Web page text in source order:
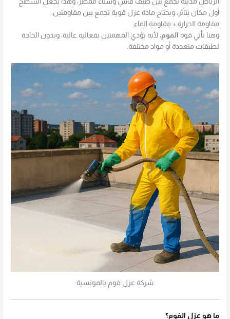
أول مكان يتأثر، ويحتاج مادة عزل قوية تجمع بين مقاومتين:
مقاومة الحرارة + مقاومة الماء.
وهنا تأتي قوة الفوم ، لأنه يؤدي المهمتين بفعالية عالية، وبدون الحاجة
لطبقات متعددة أو مواد مختلفة.
شركة عزل فوم بالمونسية
ما هو عزل الفوم؟